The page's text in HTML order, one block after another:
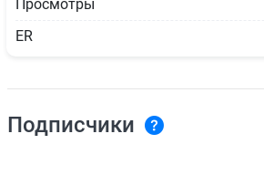
Просмотры
ER
Подписчики